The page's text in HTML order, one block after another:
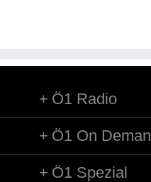
Ö1 Radio
Ö1 On
Ö1 Spezial